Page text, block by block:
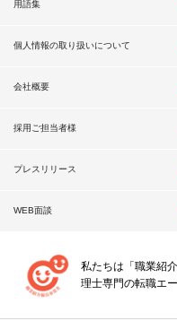
会社概要
個人情報の取り扱いについて
プレスリリース
採用ご担当者様
WEB面談
用語集
私たちは「職業紹
理士専門の転職エ